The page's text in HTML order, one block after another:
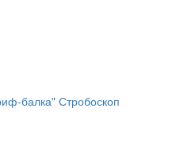
балка" Стробоскоп